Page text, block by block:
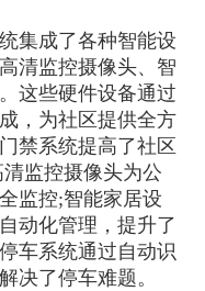
成了各种智能设
清监控摄像头、智
这些硬件设备通过
，为社区提供全方
禁系统提高了社区
监控摄像头为公
监控;智能家居设
动化管理，提升了
车系统通过自动识
决了停车难题。